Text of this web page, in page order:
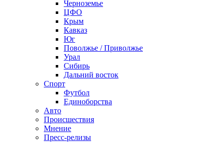
Черноземье
ЦФО
Крым
Кавказ
Юг
Поволжье / Приволжье
Урал
Сибирь
Дальний восток
Спорт
Футбол
Единоборства
Авто
Происшествия
Мнение
Пресс-релизы